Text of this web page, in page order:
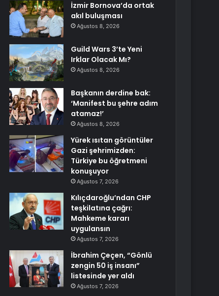
İzmir Bornova’da ortak
akıl buluşması
Ağustos 8, 2026
Guild Wars 3’te Yeni
Irklar Olacak Mı?
Ağustos 8, 2026
Başkanın derdine bak:
‘Manifest bu şehre adım
atamaz!’
Ağustos 8, 2026
Yürek ısıtan görüntüler
Gazi şehrimizden:
Türkiye bu öğretmeni
konuşuyor
Ağustos 7, 2026
Kılıçdaroğlu’ndan CHP
teşkilatına çağrı:
Mahkeme kararı
uygulansın
Ağustos 7, 2026
İbrahim Çeçen, “Gönlü
zengin 50 iş insanı”
listesinde yer aldı
Ağustos 7, 2026